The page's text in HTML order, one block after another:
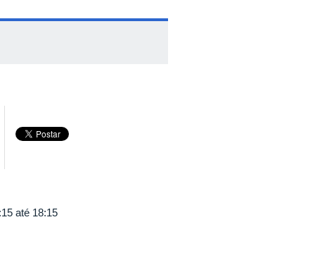
até 18:15